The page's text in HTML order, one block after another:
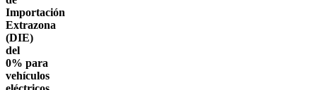
Importación
Extrazona
(DIE)
del
0% para
vehículos